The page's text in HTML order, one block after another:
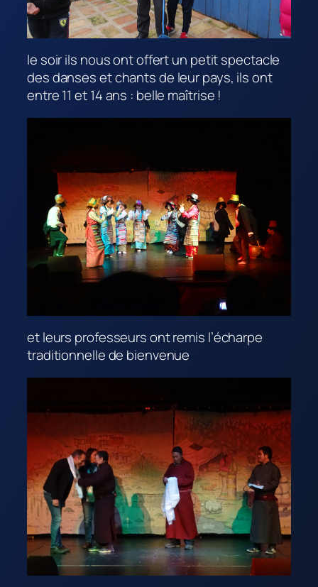
le soir ils nous ont offert un petit spectacle
des danses et chants de leur pays, ils ont
entre 11 et 14 ans : belle maîtrise !
et leurs professeurs ont remis l’écharpe
traditionnelle de bienvenue